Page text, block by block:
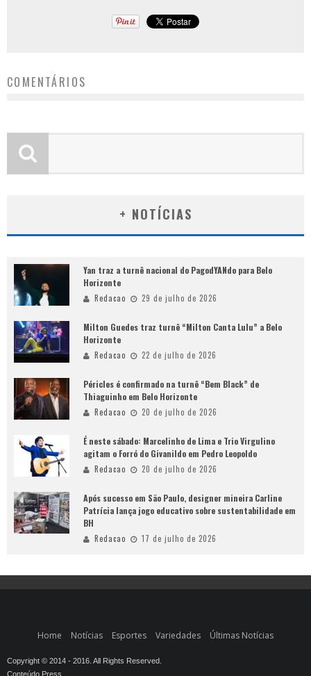
COMENTÁRIOS
+ NOTÍCIAS
Yan traz a turnê nacional do PagodYANdo para Belo
Horizonte
Redacao 29 de julho de 2026
Milton Guedes traz turnê “Milton Canta Lulu” a Belo
Horizonte
Redacao 22 de julho de 2026
Péricles é confirmado na turnê “Bem Black” de
Thiaguinho em Belo Horizonte
Redacao 20 de julho de 2026
É neste sábado: Marcelinho de Lima e Trio Virgulino
agitam o Forró do Givanildo em Pedro Leopoldo
Redacao 20 de julho de 2026
Após sucesso em São Paulo, designer mineira Carline
Patrícia lança jogo educativo sobre sustentabilidade em
BH
Redacao 17 de julho de 2026
Home Notícias Esportes Variedades Últimas Notícias
Copyright © 2014 - 2016. All Rights Reserved.
Conteúdo Press